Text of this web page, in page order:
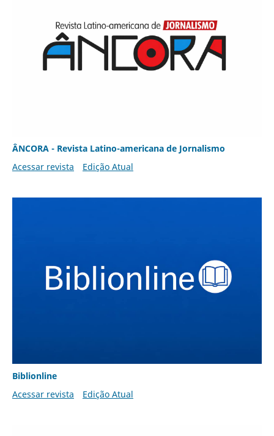
ÂNCORA - Revista Latino-americana de Jornalismo
Acessar revista
Edição Atual
Biblionline
Acessar revista
Edição Atual